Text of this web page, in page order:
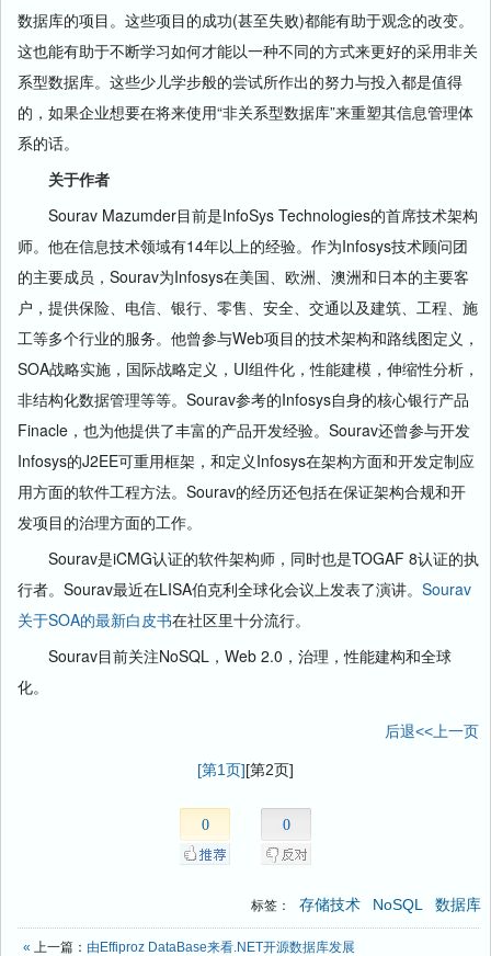
数据库的项目。这些项目的成功(甚至失败)都能有助于观念的改变。
这也能有助于不断学习如何才能以一种不同的方式来更好的采用非关
系型数据库。这些少儿学步般的尝试所作出的努力与投入都是值得
的，如果企业想要在将来使用“非关系型数据库”来重塑其信息管理体
系的话。
关于作者
Sourav Mazumder目前是InfoSys Technologies的首席技术架构
师。他在信息技术领域有14年以上的经验。作为Infosys技术顾问团
的主要成员，Sourav为Infosys在美国、欧洲、澳洲和日本的主要客
户，提供保险、电信、银行、零售、安全、交通以及建筑、工程、施
工等多个行业的服务。他曾参与Web项目的技术架构和路线图定义，
SOA战略实施，国际战略定义，UI组件化，性能建模，伸缩性分析，
非结构化数据管理等等。Sourav参考的Infosys自身的核心银行产品
Finacle，也为他提供了丰富的产品开发经验。Sourav还曾参与开发
Infosys的J2EE可重用框架，和定义Infosys在架构方面和开发定制应
用方面的软件工程方法。Sourav的经历还包括在保证架构合规和开
发项目的治理方面的工作。
Sourav是iCMG认证的软件架构师，同时也是TOGAF 8认证的执
行者。Sourav最近在LISA伯克利全球化会议上发表了演讲。 Sourav
关于SOA的最新白皮书在社区里十分流行。
Sourav目前关注NoSQL，Web 2.0，治理，性能建构和全球
化。
后退<<上一页
[第1页][第2页]
0 0
标签： 存储技术 NoSQL 数据库
« 上一篇： 由Effiproz DataBase来看.NET开源数据库发展